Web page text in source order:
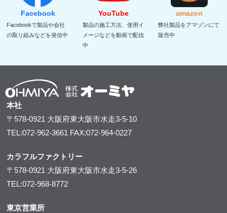
Facebook
Facebookで製品や会社
の取り組みなどを発信中
YouTube
製品の施工方法、使用イ
メージなどを動画で配信
中
amazon
弊社製品をアマゾンにて
販売中
本社
〒578-0921 大阪府東大阪市水走3-5-10
TEL:072-962-3661 FAX:072-964-0227
カラフルファクトリー
〒578-0921 大阪府東大阪市水走3-5-26
TEL:072-968-8772
東京営業所